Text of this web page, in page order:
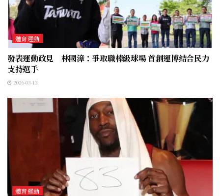
體育運動
發表運動政見 林國漳：爭取職棒級球場 首創運博結合民力
支持選手
2026-03-13
體育運動